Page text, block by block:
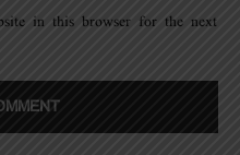
in this browser for the next